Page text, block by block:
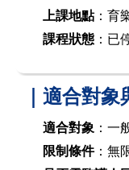
上課地點：育
課程狀態 ：已
｜適合對象
適合對象 ：一
限制條件：無